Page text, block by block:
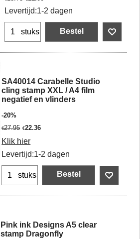
Levertijd:1-2 dagen
stuks Bestel
SA40014 Carabelle Studio
cling stamp XXL / A4 film
negatief en vlinders
-20%
€27.95 €22.36
Klik hier
Levertijd:1-2 dagen
stuks Bestel
Pink ink Designs A5 clear
stamp Dragonfly